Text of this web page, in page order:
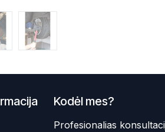
Kodėl mes?
Profesionalias